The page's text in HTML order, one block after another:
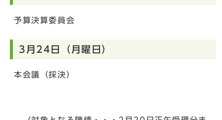
予算決算委員会
3月24日（月曜日）
本会議（採決）